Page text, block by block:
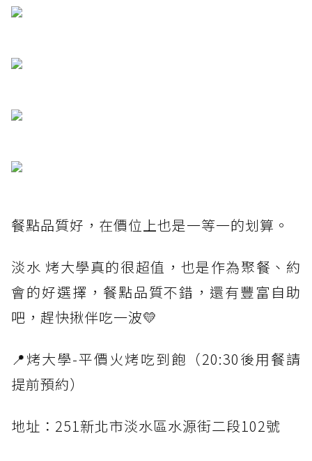
餐點品質好，在價位上也是一等一的划算。
淡水 烤大學真的很超值，也是作為聚餐、約
會的好選擇，餐點品質不錯，還有豐富自助
吧，趕快揪伴吃一波💛
📍烤大學-平價火烤吃到飽（20:30後用餐請
提前預約）
地址：251新北市淡水區水源街二段102號